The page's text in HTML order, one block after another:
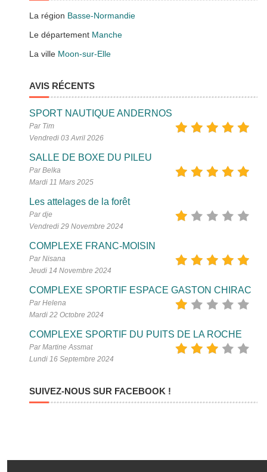
La région Basse-Normandie
Le département Manche
La ville Moon-sur-Elle
AVIS RÉCENTS
SPORT NAUTIQUE ANDERNOS
Par Tim
Vendredi 03 Avril 2026
SALLE DE BOXE DU PILEU
Par Belka
Mardi 11 Mars 2025
Les attelages de la forêt
Par dje
Vendredi 29 Novembre 2024
COMPLEXE FRANC-MOISIN
Par Nisana
Jeudi 14 Novembre 2024
COMPLEXE SPORTIF ESPACE GASTON CHIRAC
Par Helena
Mardi 22 Octobre 2024
COMPLEXE SPORTIF DU PUITS DE LA ROCHE
Par Martine Assmat
Lundi 16 Septembre 2024
SUIVEZ-NOUS SUR FACEBOOK !